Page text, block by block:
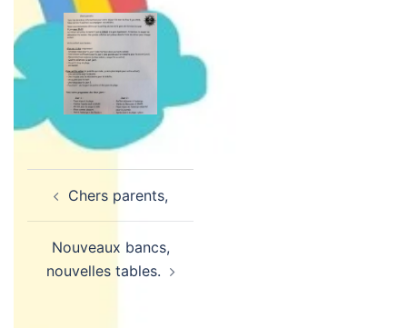
d’article
Chers parents,
Nouveaux bancs,
nouvelles tables.